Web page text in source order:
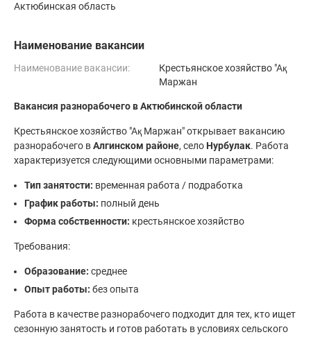
Актюбинская область
Наименование вакансии
Наименование вакансии:
Крестьянское хозяйство "Ақ
Маржан
Вакансия разнорабочего в Актюбинской области
Крестьянское хозяйство "Ақ Маржан" открывает вакансию
разнорабочего вАлгинском районе, село Нурбулак. Работа
характеризуется следующими основными параметрами:
Тип занятости: временная работа / подработка
График работы: полный день
Форма собственности: крестьянское хозяйство
Требования:
Образование: среднее
Опыт работы: без опыта
Работа в качестве разнорабочего подходит для тех, кто ищет
сезонную занятость и готов работать в условиях сельского